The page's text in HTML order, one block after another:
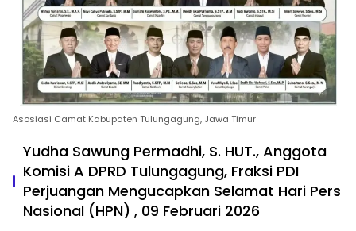
Asosiasi Camat Kabupaten Tulungagung, Jawa Timur
Yudha Sawung Permadhi, S. HUT., Anggota
Komisi A DPRD Tulungagung, Fraksi PDI
Perjuangan Mengucapkan Selamat Hari Pers
Nasional (HPN) , 09 Februari 2026